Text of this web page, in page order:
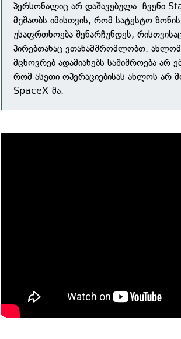
პერსონალიც არ დაშავებულა. ჩვენი
მუშაობს იმისთვის, რომ სატესტო
უსაფრთხოება შენარჩუნდეს,
პირებთანაც ვთანამშრომლობთ.
მცხოვრებ ადამიანებს საშიშროება
რომ ასეთი ოპერაციებისას ახლოს არ
SpaceX-მა.